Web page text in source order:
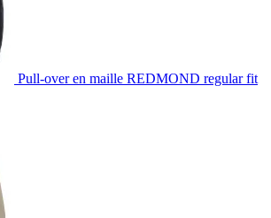
Pull-over en maille REDMOND regular fit